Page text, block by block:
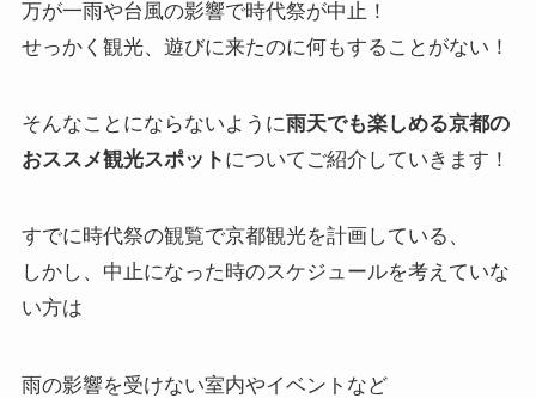
万が一雨や台風の影響で時代祭が中止！
せっかく観光、遊びに来たのに何もすることがない！
そんなことにならないように雨天でも楽しめる京都の
おススメ観光スポット についてご紹介していきます！
すでに時代祭の観覧で京都観光を計画している、
しかし、中止になった時のスケジュールを考えていな
い方は
雨の影響を受けない室内やイベントなど